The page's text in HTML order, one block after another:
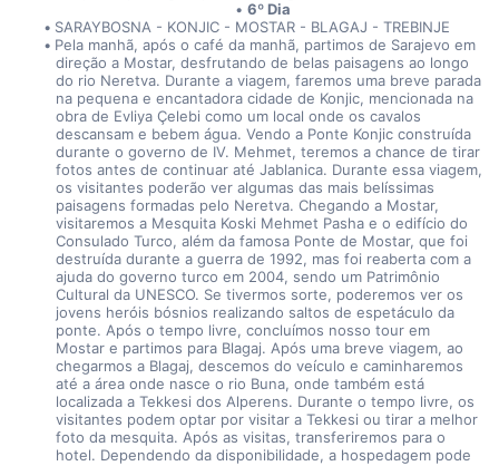
6º Dia
SARAYBOSNA - KONJIC - MOSTAR - BLAGAJ - TREBINJE
Pela manhã, após o café da manhã, partimos de Sarajevo em
direção a Mostar, desfrutando de belas paisagens ao longo
do rio Neretva. Durante a viagem, faremos uma breve parada
na pequena e encantadora cidade de Konjic, mencionada na
obra de Evliya Çelebi como um local onde os cavalos
descansam e bebem água. Vendo a Ponte Konjic construída
durante o governo de IV. Mehmet, teremos a chance de tirar
fotos antes de continuar até Jablanica. Durante essa viagem,
os visitantes poderão ver algumas das mais belíssimas
paisagens formadas pelo Neretva. Chegando a Mostar,
visitaremos a Mesquita Koski Mehmet Pasha e o edifício do
Consulado Turco, além da famosa Ponte de Mostar, que foi
destruída durante a guerra de 1992, mas foi reaberta com a
ajuda do governo turco em 2004, sendo um Patrimônio
Cultural da UNESCO. Se tivermos sorte, poderemos ver os
jovens heróis bósnios realizando saltos de espetáculo da
ponte. Após o tempo livre, concluímos nosso tour em
Mostar e partimos para Blagaj. Após uma breve viagem, ao
chegarmos a Blagaj, descemos do veículo e caminharemos
até a área onde nasce o rio Buna, onde também está
localizada a Tekkesi dos Alperens. Durante o tempo livre, os
visitantes podem optar por visitar a Tekkesi ou tirar a melhor
foto da mesquita. Após as visitas, transferiremos para o
hotel. Dependendo da disponibilidade, a hospedagem pode